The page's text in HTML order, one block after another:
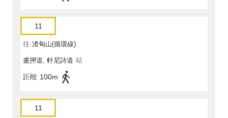
11
往 渣甸山(循環線)
盧押道, 軒尼詩道 站
距離 100m
11